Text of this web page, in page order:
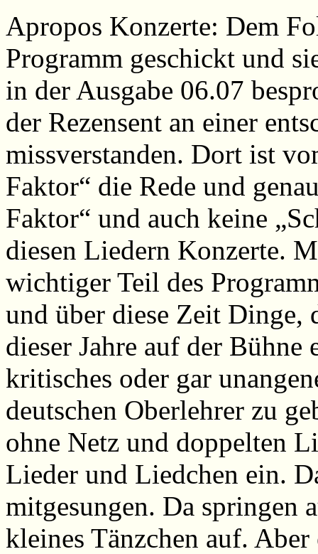
Apropos Konzerte: Dem
Programm geschickt und
in der Ausgabe 06.07
der Rezensent an einer
missverstanden. Dort ist
Faktor“ die Rede und
Faktor“ und auch keine
diesen Liedern Konzerte.
wichtiger Teil des
und über diese Zeit Dinge,
dieser Jahre auf der Bühne
kritisches oder gar
deutschen Oberlehrer zu
ohne Netz und doppelten
Lieder und Liedchen ein.
mitgesungen. Da springen
kleines Tänzchen auf.